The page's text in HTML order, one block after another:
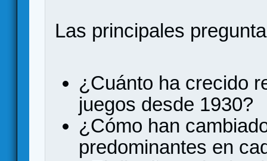
Las principales
¿Cuánto ha crecido
juegos desde 1930?
¿Cómo han
predominantes en